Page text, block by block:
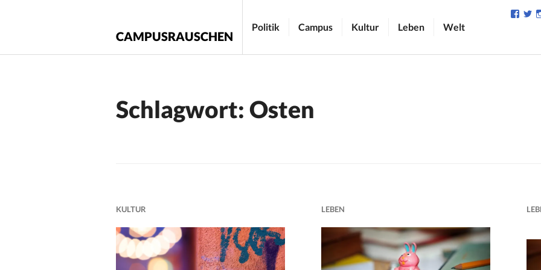
CAMPUSRAUSCHEN
Politik Campus Kultur Leben Welt
Profil
Schlagwort: Osten
KULTUR LEBEN